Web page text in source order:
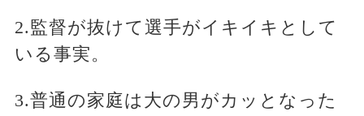
2.監督が抜けて選手がイキイキとして
いる事実。
3.普通の家庭は大の男がカッとなった